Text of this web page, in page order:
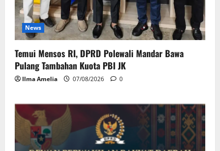
News
Temui Mensos RI, DPRD Polewali Mandar Bawa
Pulang Tambahan Kuota PBI JK
Ilma Amelia 07/08/2026 0